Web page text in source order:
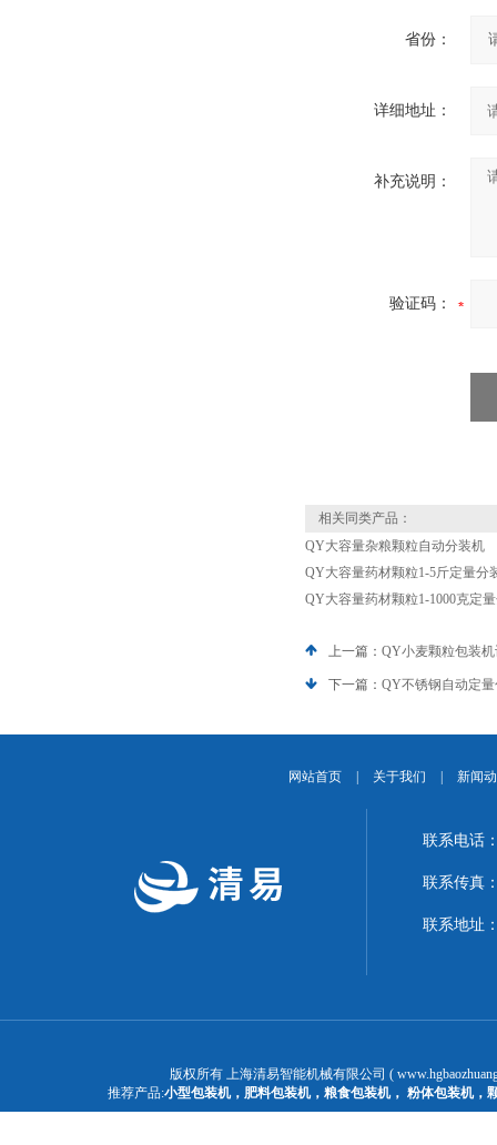
省份：
详细地址：
补充说明：
验证码：
相关同类产品：
QY大容量杂粮颗粒自动分装机
QY大容量药材颗粒1-5斤定量分
QY大容量药材颗粒1-1000克定
上一篇： QY小麦颗粒包装
下一篇： QY不锈钢自动定
网站首页 关于我们 新闻
联系电话
联系传真
联系地址
版权所有 上海清易智能机械有限公司 (
推荐产品:小型包装机， 肥料包装机， 粮食包装机， 粉体包装机，